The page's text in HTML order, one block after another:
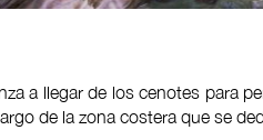
a llegar de los cenotes para
de la zona costera que se